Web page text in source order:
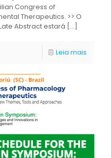
Congress of
Therapeutics. >> O
Abstract estará […]
Leia mais